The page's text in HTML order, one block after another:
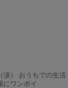
涙） おうちでの生活
にワンポイ